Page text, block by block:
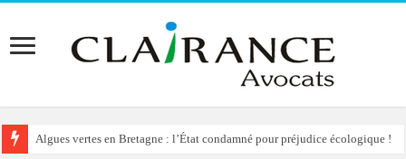
Algues vertes en Bretagne : l’État condamné pour préjudice écologique !